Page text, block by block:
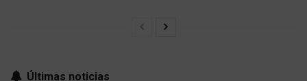
Últimas noticias